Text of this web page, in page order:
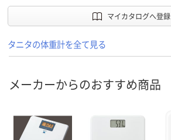
マイカタログへ登録
タニタの体重計を全て見る
メーカーからのおすすめ商品